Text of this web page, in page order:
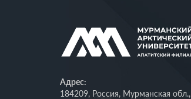
Адрес:
184209, Россия, Мурманская обл.,